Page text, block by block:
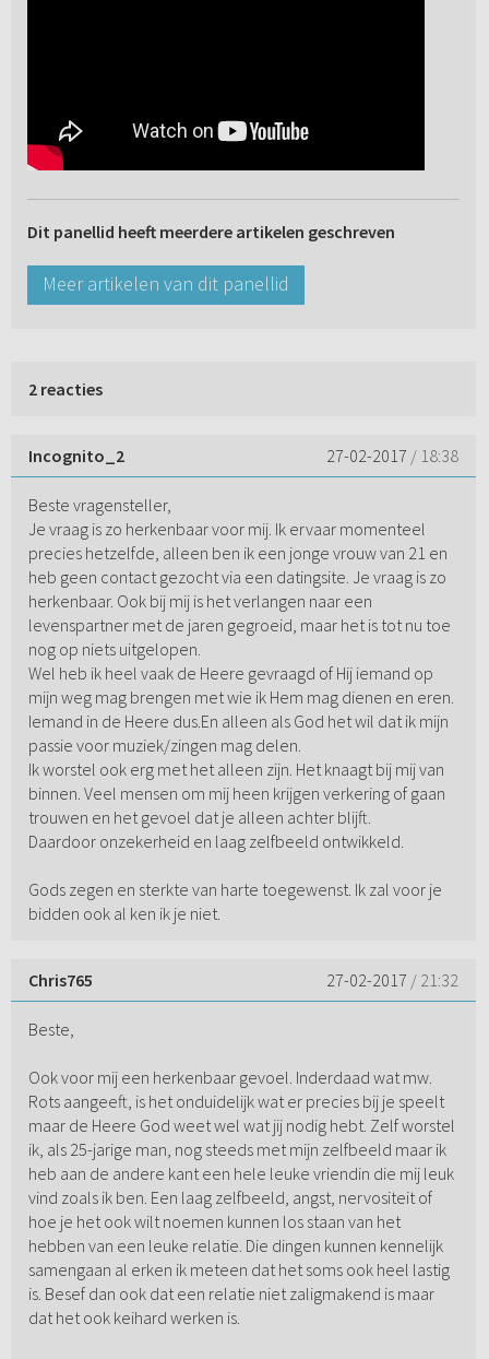
Dit panellid heeft meerdere artikelen geschreven
Meer artikelen van dit panellid
2 reacties
Incognito_2 27-02-2017 / 18:38
Beste vragensteller,
Je vraag is zo herkenbaar voor mij. Ik ervaar momenteel
precies hetzelfde, alleen ben ik een jonge vrouw van 21 en
heb geen contact gezocht via een datingsite. Je vraag is zo
herkenbaar. Ook bij mij is het verlangen naar een
levenspartner met de jaren gegroeid, maar het is tot nu toe
nog op niets uitgelopen.
Wel heb ik heel vaak de Heere gevraagd of Hij iemand op
mijn weg mag brengen met wie ik Hem mag dienen en eren.
Iemand in de Heere dus.En alleen als God het wil dat ik mijn
passie voor muziek/zingen mag delen.
Ik worstel ook erg met het alleen zijn. Het knaagt bij mij van
binnen. Veel mensen om mij heen krijgen verkering of gaan
trouwen en het gevoel dat je alleen achter blijft.
Daardoor onzekerheid en laag zelfbeeld ontwikkeld.
Gods zegen en sterkte van harte toegewenst. Ik zal voor je
bidden ook al ken ik je niet.
Chris765 27-02-2017 / 21:32
Beste,
Ook voor mij een herkenbaar gevoel. Inderdaad wat mw.
Rots aangeeft, is het onduidelijk wat er precies bij je speelt
maar de Heere God weet wel wat jij nodig hebt. Zelf worstel
ik, als 25-jarige man, nog steeds met mijn zelfbeeld maar ik
heb aan de andere kant een hele leuke vriendin die mij leuk
vind zoals ik ben. Een laag zelfbeeld, angst, nervositeit of
hoe je het ook wilt noemen kunnen los staan van het
hebben van een leuke relatie. Die dingen kunnen kennelijk
samengaan al erken ik meteen dat het soms ook heel lastig
is. Besef dan ook dat een relatie niet zaligmakend is maar
dat het ook keihard werken is.